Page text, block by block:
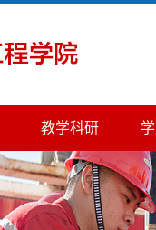
教学科研